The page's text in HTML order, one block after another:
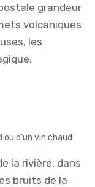
grandeur
volcaniques
les
d’un vin chaud
la rivière, dans
bruits de la